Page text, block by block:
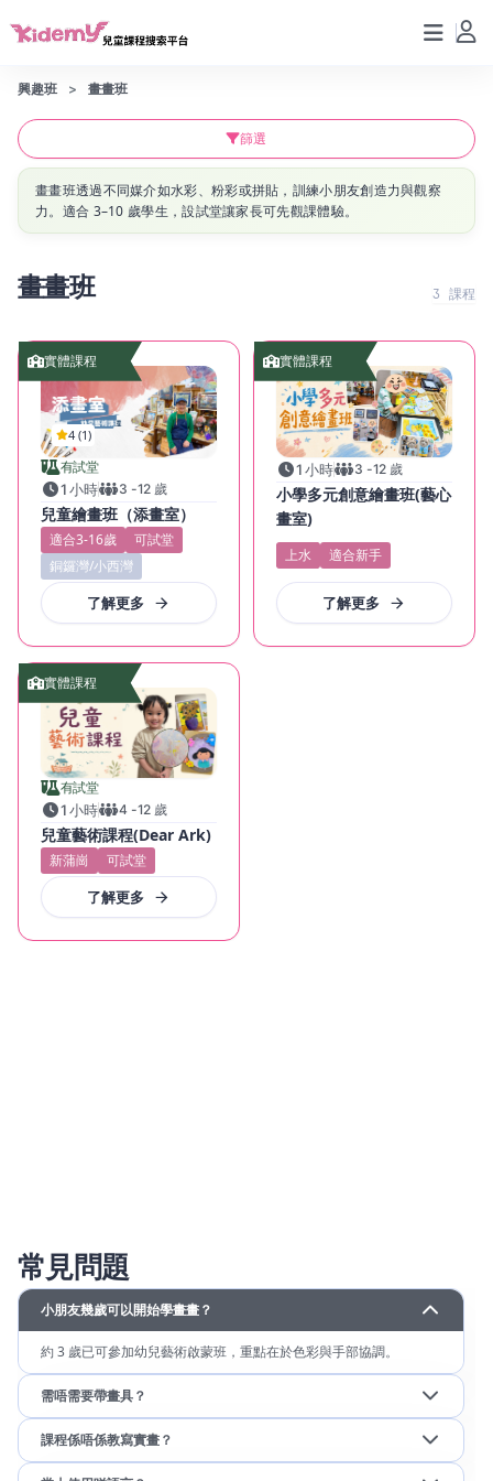
興趣班 畫畫班
篩選
畫畫班透過不同媒介如水彩、粉彩或拼貼，訓練小朋友創造力與觀察
力。適合 3–10 歲學生，設試堂讓家長可先觀課體驗。
畫畫班 3 課程
4 (1)
有試堂
1 小時 3 -12 歲
兒童繪畫班（添畫室）
適合3-16歲
可試堂
銅鑼灣/小西灣
了解更多
實體課程
1 小時 3 -12 歲
小學多元創意繪畫班(藝心
畫室)
上水 適合新手
了解更多
實體課程
有試堂
1 小時 4-12 歲
兒童藝術課程(Dear Ark)
新蒲崗 可試堂
了解更多
實體課程
常見問題
小朋友幾歲可以開始學畫畫？
約 3 歲已可參加幼兒藝術啟蒙班，重點在於色彩與手部協調。
需唔需要帶畫具？
課程係唔係教寫實畫？